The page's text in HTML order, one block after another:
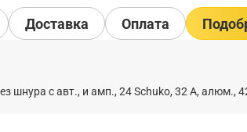
шнура с авт., и амп., 24 Sсhuko, 32 А, алюм.,
Доставка Оплата